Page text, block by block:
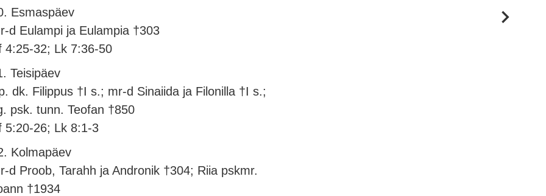
Esmaspäev
d Eulampi ja Eulampia †303
4:25-32; Lk 7:36-50
Teisipäev
dk. Filippus †I s.; mr-d Sinaiida ja Filonilla †I s.;
psk. tunn. Teofan †850
5:20-26; Lk 8:1-3
Kolmapäev
d Proob, Tarahh ja Andronik †304; Riia pskmr.
†1934